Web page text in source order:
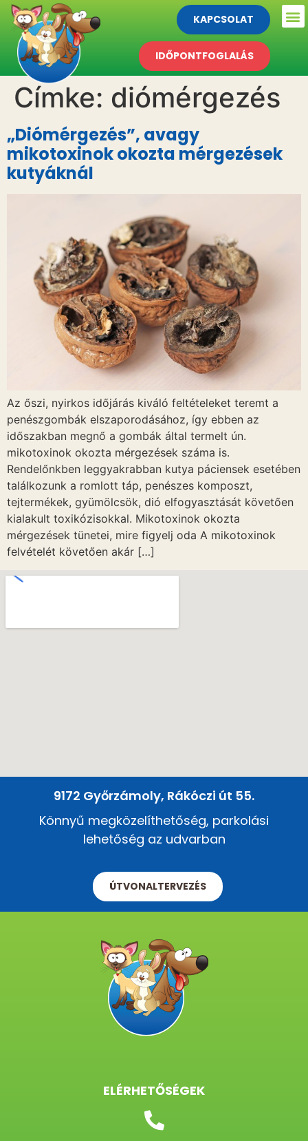
KAPCSOLAT
IDŐPONTFOGLALÁS
Címke: diómérgezés
„Diómérgezés”, avagy
mikotoxinok okozta mérgezések
kutyáknál
Az őszi, nyirkos időjárás kiváló feltételeket teremt a
penészgombák elszaporodásához, így ebben az
időszakban megnő a gombák által termelt ún.
mikotoxinok okozta mérgezések száma is.
Rendelőnkben leggyakrabban kutya páciensek esetében
találkozunk a romlott táp, penészes komposzt,
tejtermékek, gyümölcsök, dió elfogyasztását követően
kialakult toxikózisokkal. Mikotoxinok okozta
mérgezések tünetei, mire figyelj oda A mikotoxinok
felvételét követően akár […]
9172 Győrzámoly, Rákóczi út 55.
Könnyű megközelíthetőség, parkolási
lehetőség az udvarban
ÚTVONALTERVEZÉS
ELÉRHETŐSÉGEK